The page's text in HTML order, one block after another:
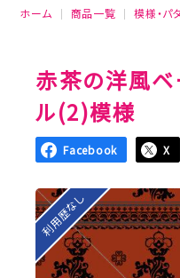
ホーム 商品一覧 模様・パ
赤茶の洋風ベ
ル(2)模様
Facebook X
利用歴なし